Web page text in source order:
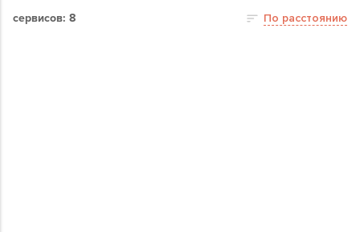
сервисов: 8 По расстоянию